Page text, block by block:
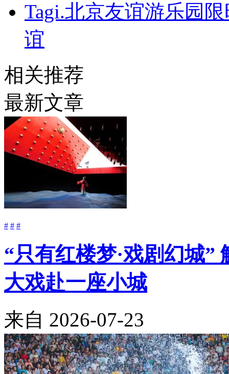
Tagi.北京友谊游乐园
谊
相关推荐
最新文章
# # #
“只有红楼梦·戏剧幻城”
大戏赴一座小城
来自 2026-07-23